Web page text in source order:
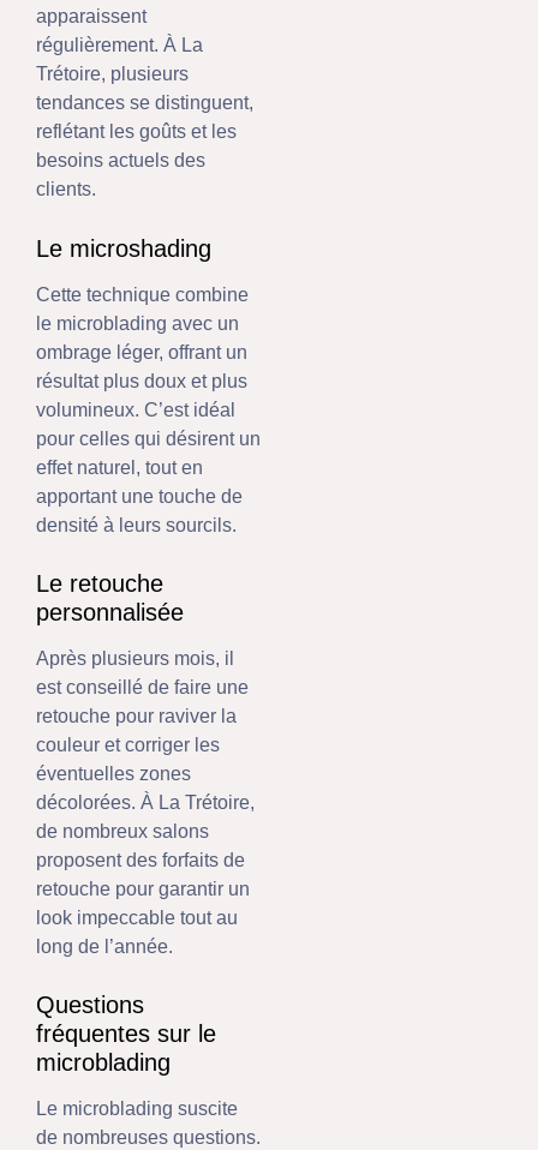
apparaissent
régulièrement. À La
Trétoire, plusieurs
tendances se distinguent,
reflétant les goûts et les
besoins actuels des
clients.
Le microshading
Cette technique combine
le microblading avec un
ombrage léger, offrant un
résultat plus doux et plus
volumineux. C’est idéal
pour celles qui désirent un
effet naturel, tout en
apportant une touche de
densité à leurs sourcils.
Le retouche
personnalisée
Après plusieurs mois, il
est conseillé de faire une
retouche pour raviver la
couleur et corriger les
éventuelles zones
décolorées. À La Trétoire,
de nombreux salons
proposent des forfaits de
retouche pour garantir un
look impeccable tout au
long de l’année.
Questions
fréquentes sur le
microblading
Le microblading suscite
de nombreuses questions.